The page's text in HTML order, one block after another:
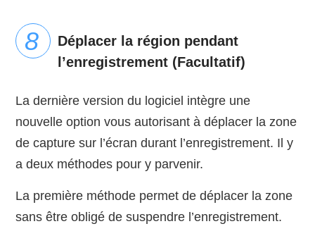
Déplacer la région pendant
l’enregistrement (Facultatif)
La dernière version du logiciel intègre une
nouvelle option vous autorisant à déplacer la zone
de capture sur l’écran durant l’enregistrement. Il y
a deux méthodes pour y parvenir.
La première méthode permet de déplacer la zone
sans être obligé de suspendre l’enregistrement.